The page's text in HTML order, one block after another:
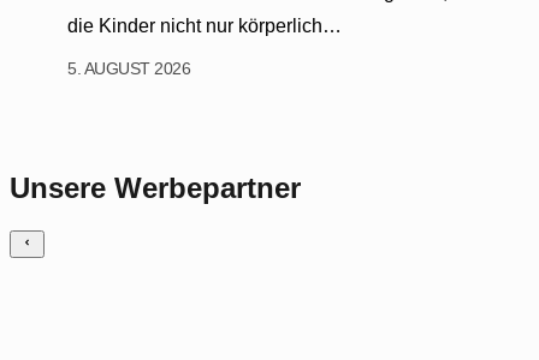
die Kinder nicht nur körperlich…
5. AUGUST 2026
Unsere Werbepartner